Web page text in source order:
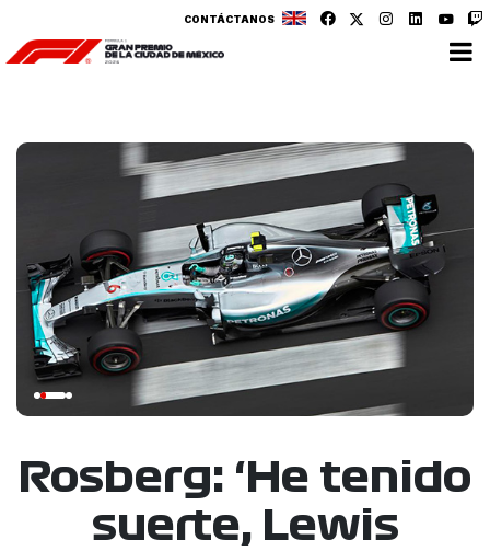
CONTÁCTANOS
Rosberg: ‘He tenido
suerte, Lewis